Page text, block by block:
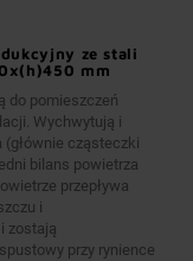
ze stali
mm
do pomieszczeń
Wychwytują i
(głównie cząsteczki
bilans powietrza
przepływa
i
zostają
przy rynience